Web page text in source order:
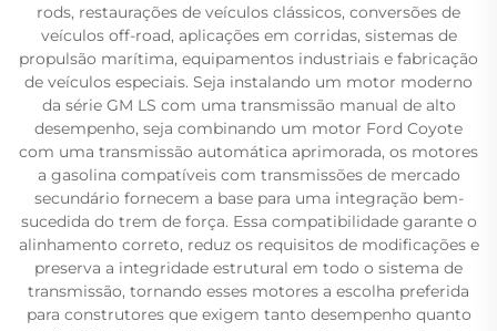
rods, restaurações de veículos clássicos, conversões de
veículos off-road, aplicações em corridas, sistemas de
propulsão marítima, equipamentos industriais e fabricação
de veículos especiais. Seja instalando um motor moderno
da série GM LS com uma transmissão manual de alto
desempenho, seja combinando um motor Ford Coyote
com uma transmissão automática aprimorada, os motores
a gasolina compatíveis com transmissões de mercado
secundário fornecem a base para uma integração bem-
sucedida do trem de força. Essa compatibilidade garante o
alinhamento correto, reduz os requisitos de modificações e
preserva a integridade estrutural em todo o sistema de
transmissão, tornando esses motores a escolha preferida
para construtores que exigem tanto desempenho quanto